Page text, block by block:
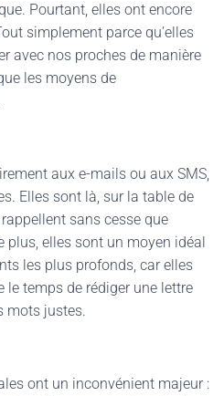
Pourtant, elles ont encore
simplement parce qu’elles
avec nos proches de manière
les moyens de
aux e-mails ou aux SMS,
Elles sont là, sur la table de
sans cesse que
plus, elles sont un moyen idéal
les plus profonds, car elles
le temps de rédiger une lettre
mots justes.
ont un inconvénient majeur :